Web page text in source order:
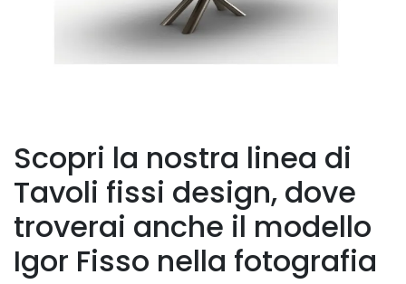
Scopri la nostra linea di
Tavoli fissi design, dove
troverai anche il modello
Igor Fisso nella fotografia